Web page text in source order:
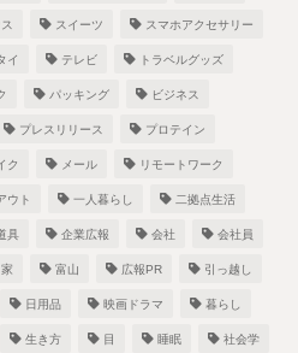
スイーツ スマホアクセサリー
イ テレビ トラベルグッズ
パッキング ビジネス
プレスリリース プロテイン
ク メール リモートワーク
ウト 一人暮らし 二拠点生活
具 企業広報 会社 会社員
家 富山 広報PR 引っ越し
日用品 映画ドラマ 暮らし
生き方 目 睡眠 社会学